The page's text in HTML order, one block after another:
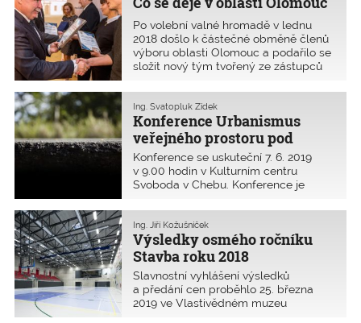
Po volební valné hromadě v lednu
2018 došlo k částečné obměně členů
výboru oblasti Olomouc a podařilo se
složit nový tým tvořený ze zástupců
a technického dozoru.
Konference Urbanismus
veřejného prostoru pod
úrovní terénu
Ing. Svatopluk Zídek
Konference se uskuteční 7. 6. 2019
v 9.00 hodin v Kulturním centru
Svoboda v Chebu. Konference je
vzdělávání členů ČKAIT. Již 24.
mezinárodní konferenci Městské
inženýrství Karlovarsko 2019
s tématem Urbanismus veřejného
ČKAIT.
Výsledky osmého ročníku
Stavba roku 2018
Olomouckého kraje
Ing. Jiří Kožušníček
Slavnostní vyhlášení výsledků
a předání cen proběhlo 25. března
2019 ve Vlastivědném muzeu